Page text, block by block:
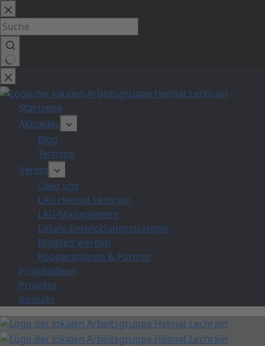
Zum
Inhalt
springen
Keine
Ergebnisse
Startseite
Aktuelles
Blog
Termine
Verein
Über uns
LAG Heimat Lechrain
LAG-Management
Lokale Entwicklungsstrategie
Mitglied werden
Kooperationen & Partner
Projektideen
Projekte
Kontakt